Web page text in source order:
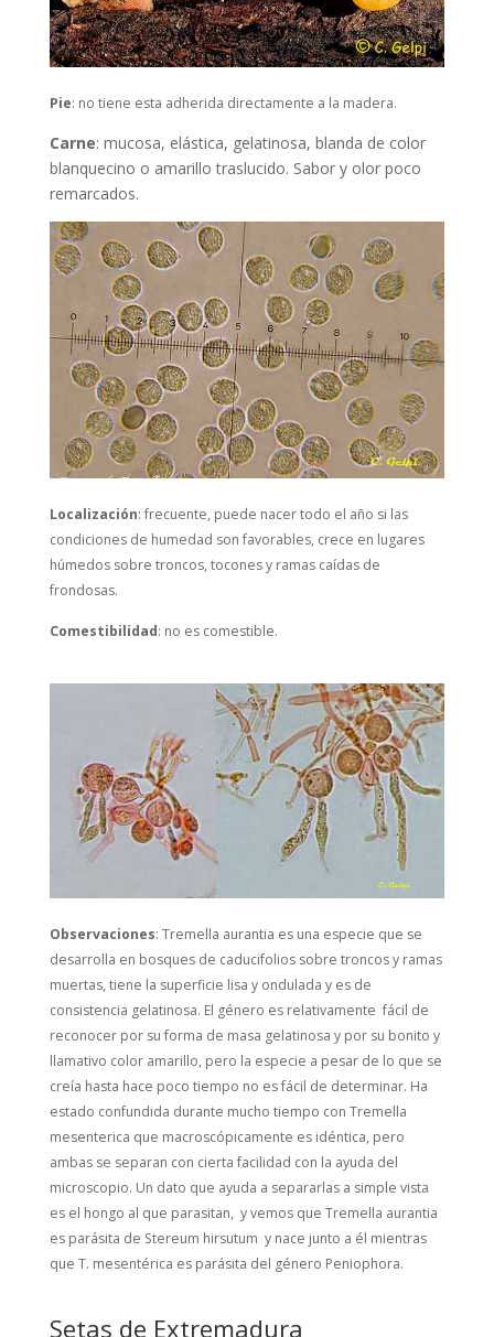
Pie: no tiene esta adherida directamente a la madera.
Carne: mucosa, elástica, gelatinosa, blanda de color
blanquecino o amarillo traslucido. Sabor y olor poco
remarcados.
Localización: frecuente, puede nacer todo el año si las
condiciones de humedad son favorables, crece en lugares
húmedos sobre troncos, tocones y ramas caídas de
frondosas.
Comestibilidad: no es comestible.
Observaciones: Tremella aurantia es una especie que se
desarrolla en bosques de caducifolios sobre troncos y ramas
muertas, tiene la superficie lisa y ondulada y es de
consistencia gelatinosa. El género es relativamente fácil de
reconocer por su forma de masa gelatinosa y por su bonito y
llamativo color amarillo, pero la especie a pesar de lo que se
creía hasta hace poco tiempo no es fácil de determinar. Ha
estado confundida durante mucho tiempo con Tremella
mesenterica que macroscópicamente es idéntica, pero
ambas se separan con cierta facilidad con la ayuda del
microscopio. Un dato que ayuda a separarlas a simple vista
es el hongo al que parasitan, y vemos que Tremella aurantia
es parásita de Stereum hirsutum y nace junto a él mientras
que T. mesentérica es parásita del género Peniophora.
Setas de Extremadura